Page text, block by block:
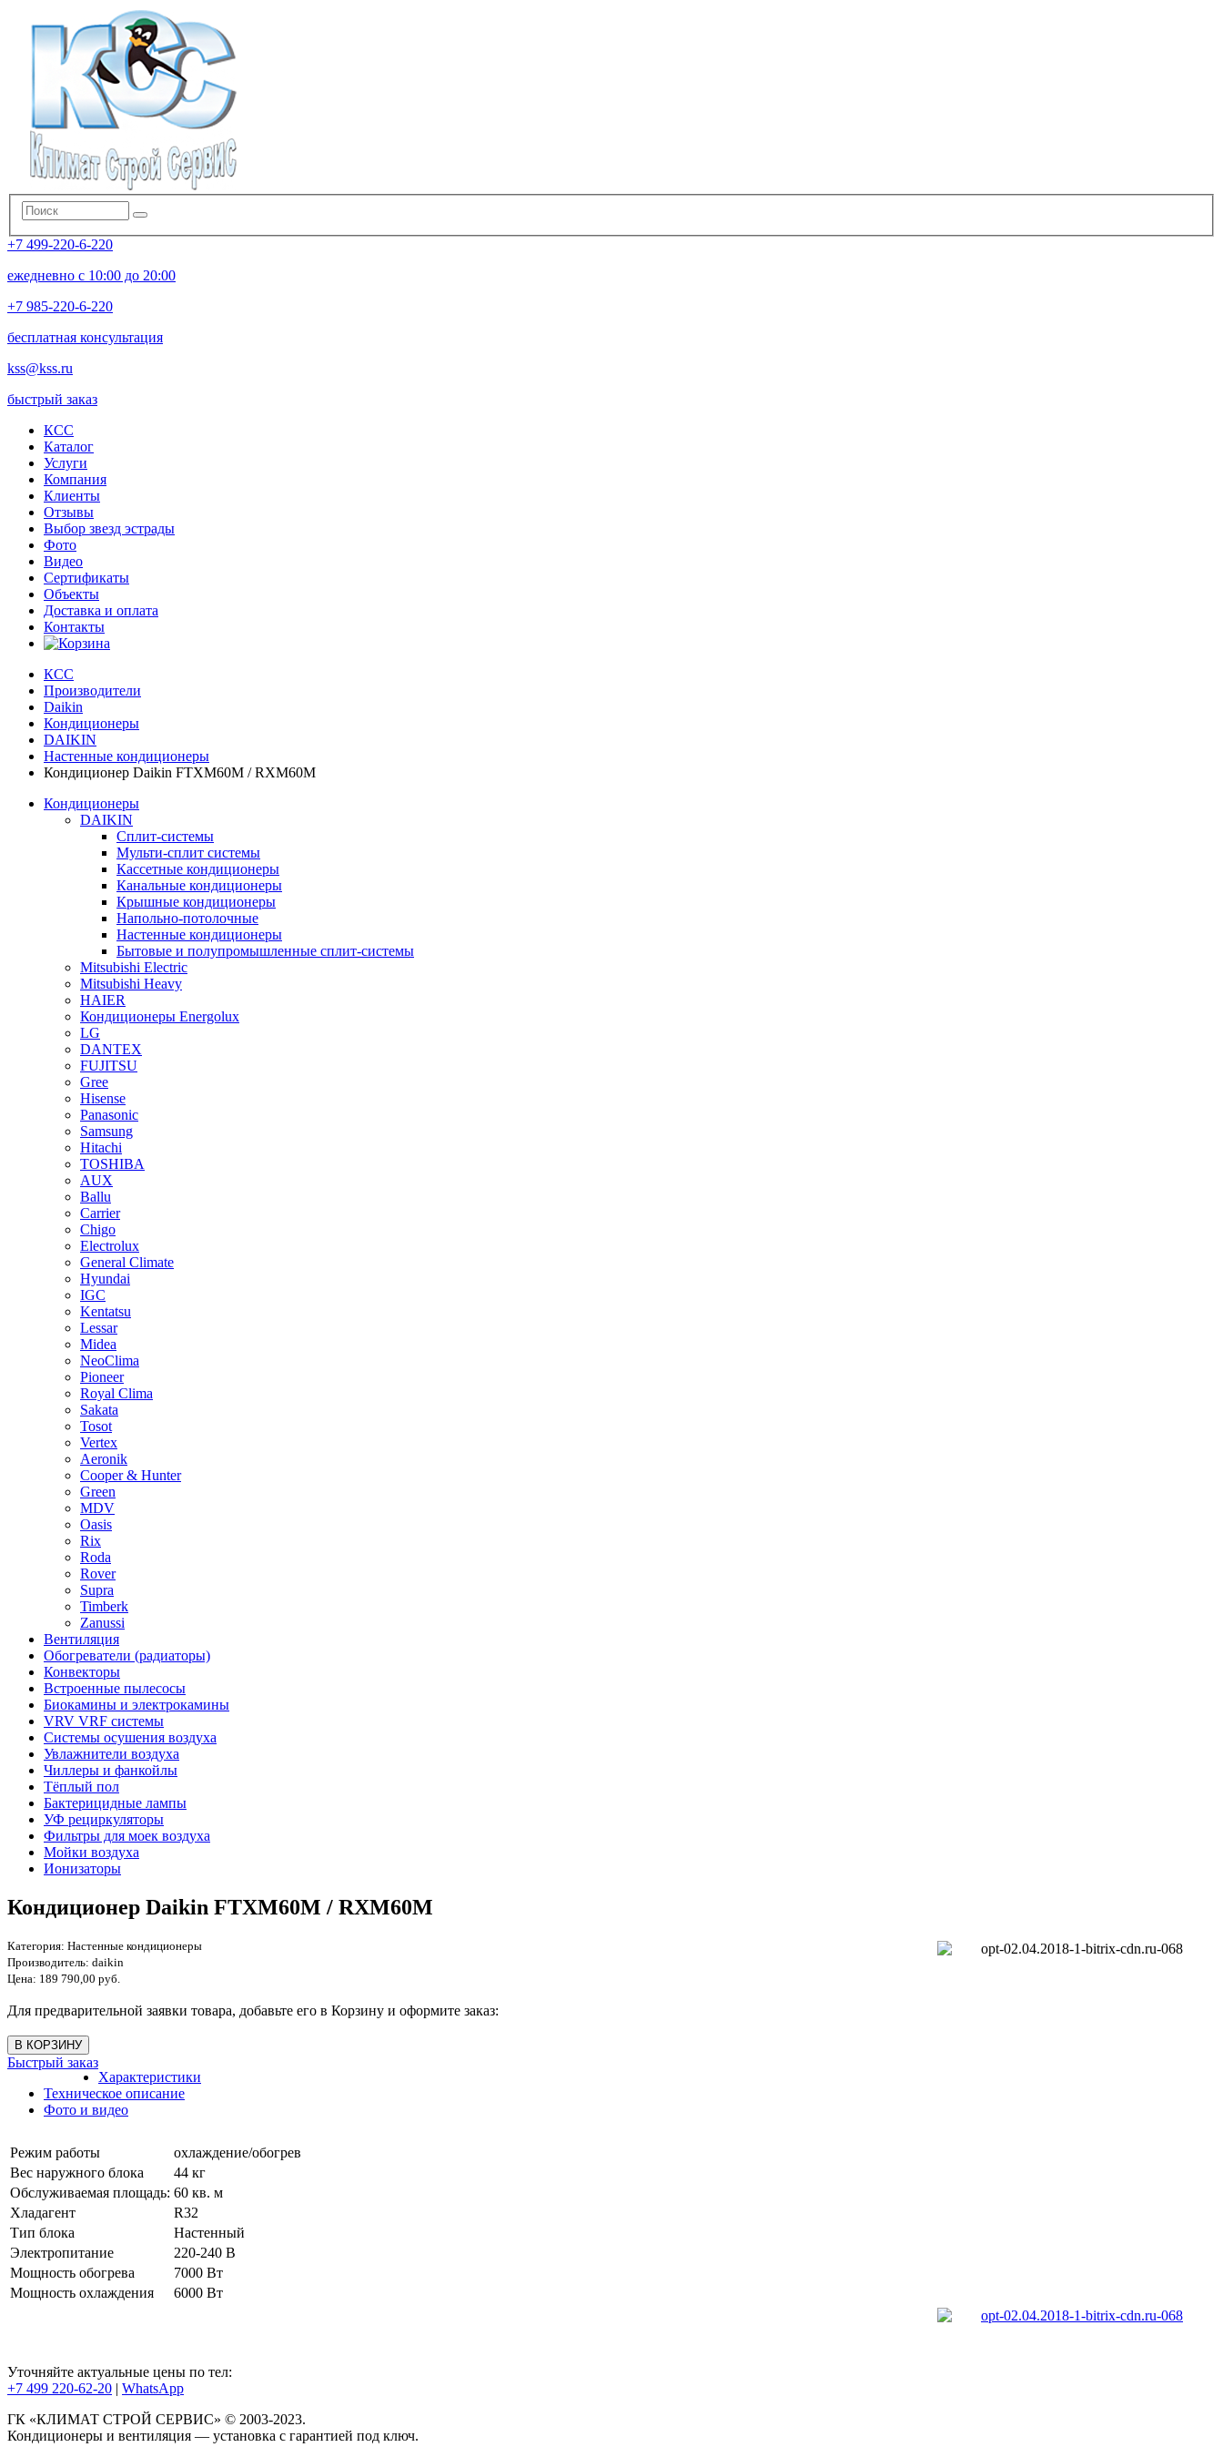
+7 499-220-6-220
ежедневно с 10:00 до 20:00
+7 985-220-6-220
бесплатная консультация
kss@kss.ru
быстрый заказ
КСС
Каталог
Услуги
Компания
Клиенты
Oтзывы
Выбор звезд эстрады
Фото
Видео
Сертификаты
Объекты
Доставка и оплата
Контакты
КСС
Производители
Daikin
Кондиционеры
DAIKIN
Настенные кондиционеры
Кондиционер Daikin FTXM60M / RXM60M
Кондиционеры
DAIKIN
Сплит-системы
Мульти-сплит системы
Кассетные кондиционеры
Канальные кондиционеры
Крышные кондиционеры
Напольно-потолочные
Настенные кондиционеры
Бытовые и полупромышленные сплит-системы
Mitsubishi Electric
Mitsubishi Heavy
HAIER
Кондиционеры Energolux
LG
DANTEX
FUJITSU
Gree
Hisense
Panasonic
Samsung
Hitachi
TOSHIBA
AUX
Ballu
Carrier
Chigo
Electrolux
General Climate
Hyundai
IGC
Kentatsu
Lessar
Midea
NeoClima
Pioneer
Royal Clima
Sakata
Tosot
Vertex
Aeronik
Cooper & Hunter
Green
MDV
Oasis
Rix
Roda
Rover
Supra
Timberk
Zanussi
Вентиляция
Обогреватели (радиаторы)
Конвекторы
Встроенные пылесосы
Биокамины и электрокамины
VRV VRF системы
Системы осушения воздуха
Увлажнители воздуха
Чиллеры и фанкойлы
Тёплый пол
Бактерицидные лампы
УФ рециркуляторы
Фильтры для моек воздуха
Мойки воздуха
Ионизаторы
Кондиционер Daikin FTXM60M / RXM60M
Категория: Настенные кондиционеры
Производитель: daikin
Цена: 189 790,00 руб.
Для предварительной заявки товара, добавьте его в Корзину и оформите заказ:
Быстрый заказ
Характеристики
Техническое описание
Фото и видео
Режим работы
охлаждение/обогрев
Вес наружного блока
44 кг
Обслуживаемая площадь: 60 кв. м
Хладагент
R32
Тип блока
Настенный
Электропитание
220-240 В
Мощность обогрева
7000 Вт
Мощность охлаждения
6000 Вт
Уточняйте актуальные цены по тел:
+7 499 220-62-20 | WhatsАpp
ГК «КЛИМАТ СТРОЙ СЕРВИС» © 2003-2023.
Кондиционеры и вентиляция — установка с гарантией под ключ.